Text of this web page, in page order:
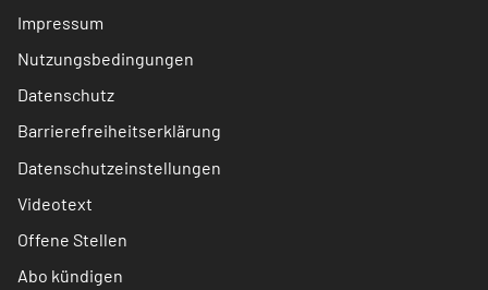
Impressum
Nutzungsbedingungen
Datenschutz
Barrierefreiheitserklärung
Datenschutzeinstellungen
Videotext
Offene Stellen
Abo kündigen